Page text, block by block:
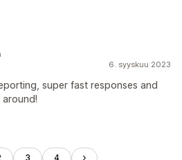
6. syyskuu 2023
super fast responses and
3 4